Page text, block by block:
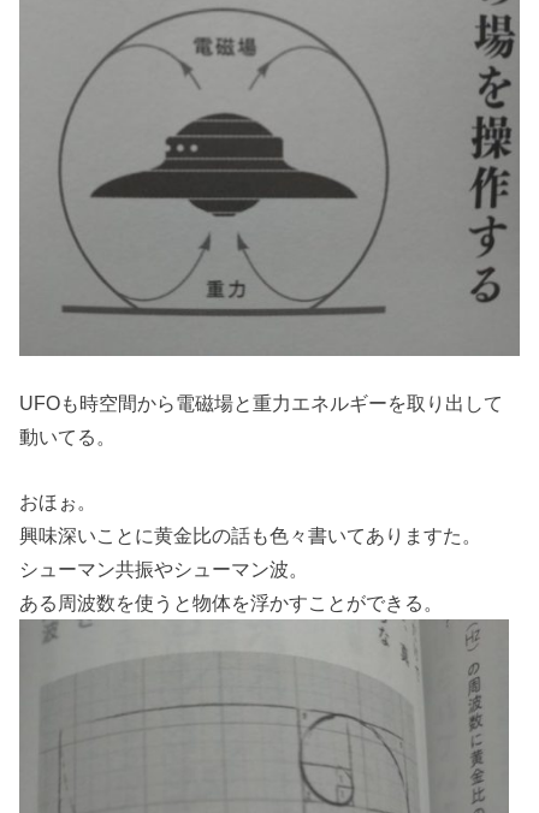
UFOも時空間から電磁場と重力エネルギーを取り出して
動いてる。
おほぉ。
興味深いことに黄金比の話も色々書いてありますた。
シューマン共振やシューマン波。
ある周波数を使うと物体を浮かすことができる。